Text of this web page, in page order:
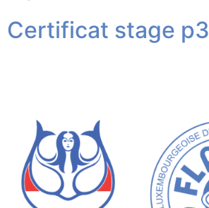
Certificat stage p3